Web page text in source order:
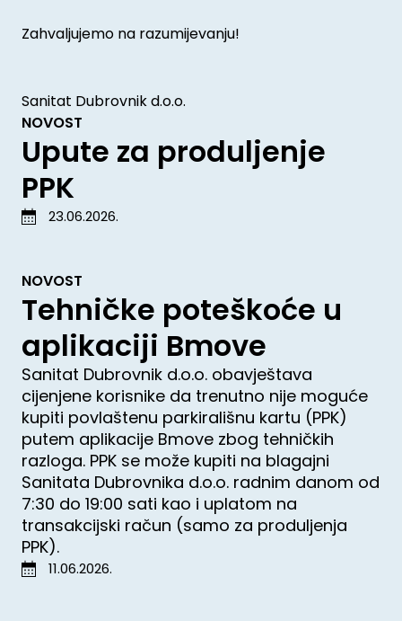
Zahvaljujemo na razumijevanju!
Sanitat Dubrovnik d.o.o.
NOVOST
Upute za produljenje
PPK
23.06.2026.
NOVOST
Tehničke poteškoće u
aplikaciji Bmove
Sanitat Dubrovnik d.o.o. obavještava
cijenjene korisnike da trenutno nije moguće
kupiti povlaštenu parkirališnu kartu (PPK)
putem aplikacije Bmove zbog tehničkih
razloga. PPK se može kupiti na blagajni
Sanitata Dubrovnika d.o.o. radnim danom od
7:30 do 19:00 sati kao i uplatom na
transakcijski račun (samo za produljenja
PPK).
11.06.2026.